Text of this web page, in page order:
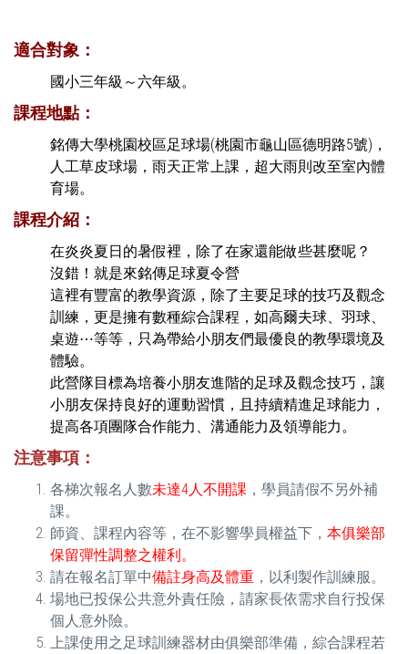
適合對象：
國小三年級～六年級。
課程地點：
銘傳大學桃園校區足球場(桃園市龜山區德明路5號)，
人工草皮球場，雨天正常上課，超大雨則改至室內體
育場。
課程介紹：
在炎炎夏日的暑假裡，除了在家還能做些甚麼呢？
沒錯！就是來銘傳足球夏令營
這裡有豐富的教學資源，除了主要足球的技巧及觀念
訓練，更是擁有數種綜合課程，如高爾夫球、羽球、
桌遊⋯等等，只為帶給小朋友們最優良的教學環境及
體驗。
此營隊目標為培養小朋友進階的足球及觀念技巧，讓
小朋友保持良好的運動習慣，且持續精進足球能力，
提高各項團隊合作能力、溝通能力及領導能力。
注意事項：
各梯次報名人數未達4人不開課 ，學員請假不另外補
課。
師資、課程內容等，在不影響學員權益下， 本俱樂部
保留彈性調整之權利。
請在報名訂單中備註身高及體重 ，以利製作訓練服。
場地已投保公共意外責任險，請家長依需求自行投保
個人意外險。
上課使用之足球訓練器材由俱樂部準備，綜合課程若